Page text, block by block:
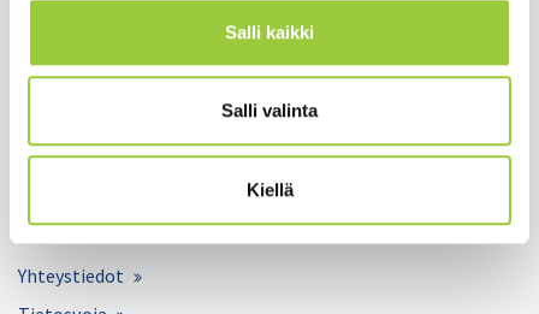
Salli kaikki
Salli valinta
Kiellä
Palaute
Yhteystiedot